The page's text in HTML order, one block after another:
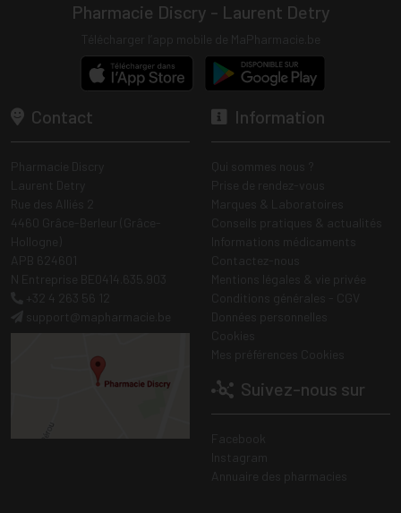
Pharmacie Discry - Laurent Detry
Contact Information
Suivez-nous sur